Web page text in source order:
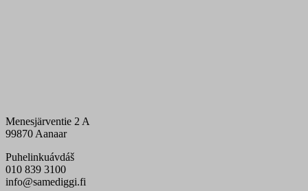
Menesjärventie 2 A
99870 Aanaar
Puhelinkuávdáš
010 839 3100
info@samediggi.fi